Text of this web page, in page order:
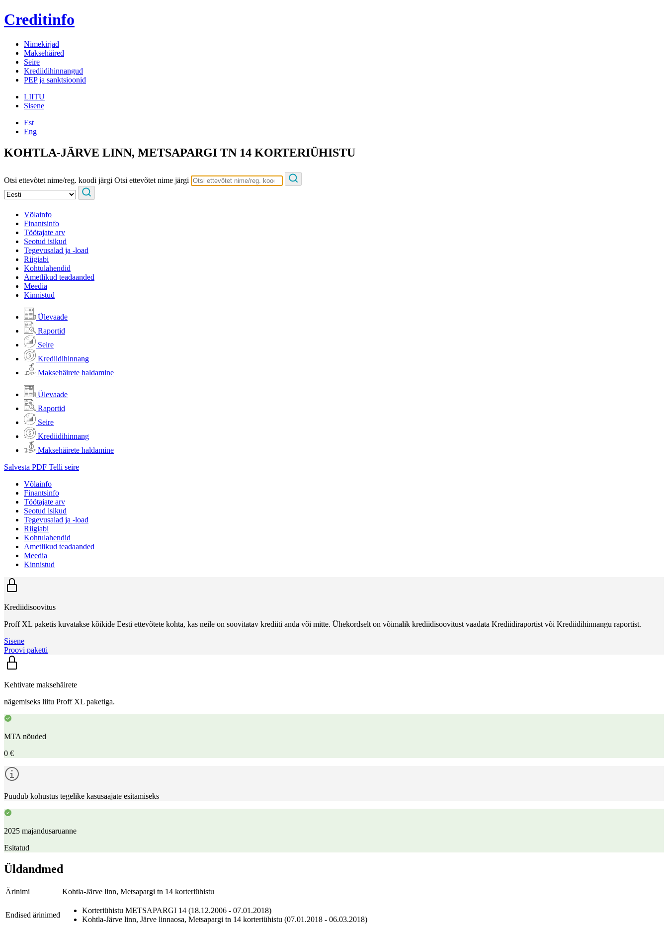
Creditinfo
Nimekirjad
Maksehäired
Seire
Krediidihinnangud
PEP ja sanktsioonid
LIITU
Sisene
Est
Eng
KOHTLA-JÄRVE LINN, METSAPARGI TN 14 KORTERIÜHISTU
Otsi ettevõtet nime/reg. koodi järgi Otsi ettevõtet nime järgi
Võlainfo
Finantsinfo
Töötajate arv
Seotud isikud
Tegevusalad ja -load
Riigiabi
Kohtulahendid
Ametlikud teadaanded
Meedia
Kinnistud
Ülevaade
Raportid
Seire
Krediidihinnang
Maksehäirete haldamine
Ülevaade
Raportid
Seire
Krediidihinnang
Maksehäirete haldamine
Salvesta PDF Telli seire
Võlainfo
Finantsinfo
Töötajate arv
Seotud isikud
Tegevusalad ja -load
Riigiabi
Kohtulahendid
Ametlikud teadaanded
Meedia
Kinnistud
Krediidisoovitus
Proff XL paketis kuvatakse kõikide Eesti ettevõtete kohta, kas neile on soovitatav krediiti anda või mitte. Ühekordselt on võimalik krediidisoovitust vaadata Krediidiraportist või Krediidihinnangu raportist.
Sisene
Proovi paketti
Kehtivate maksehäirete
nägemiseks liitu Proff XL paketiga.
MTA nõuded
0 €
Puudub kohustus tegelike kasusaajate esitamiseks
2025 majandusaruanne
Esitatud
Üldandmed
Ärinimi Kohtla-Järve linn, Metsapargi tn 14 korteriühistu
Endised ärinimed
Korteriühistu METSAPARGI 14 (18.12.2006 - 07.01.2018)
Kohtla-Järve linn, Järve linnaosa, Metsapargi tn 14 korteriühistu (07.01.2018 - 06.03.2018)